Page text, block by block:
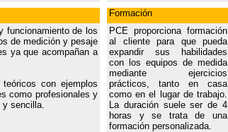
Formación
funcionamiento de los
de medición y pesaje
ya que acompañan a
con ejemplos
como profesionales y
y sencilla.
PCE proporciona formación
al cliente para que pueda
expandir sus habilidades
con los equipos de medida
mediante ejercicios
prácticos, tanto en casa
como en el lugar de trabajo.
La duración suele ser de 4
horas y se trata de una
formación personalizada.